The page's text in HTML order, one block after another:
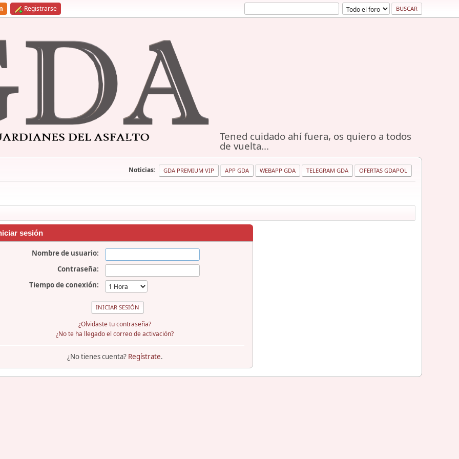
Registrarse
Tened cuidado ahí fuera, os quiero a todos
de vuelta...
Noticias: GDA PREMIUM VIP APP GDA WEBAPP GDA TELEGRAM GDA OFERTAS GDAPOL
sesión
Nombre de usuario:
Contraseña:
Tiempo de conexión:
¿Olvidaste tu contraseña?
¿No te ha llegado el correo de activación?
¿No tienes cuenta? Regístrate.